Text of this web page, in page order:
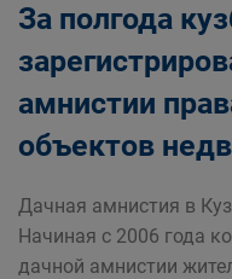
За полгода
амнистии
объектов
Дачная амнистия в
Начиная с 2006 года
дачной амнистии